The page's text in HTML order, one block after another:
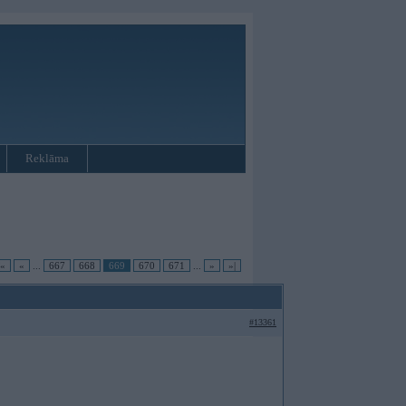
Reklāma
|« « 667 668 669 670 671 » »|
#13361